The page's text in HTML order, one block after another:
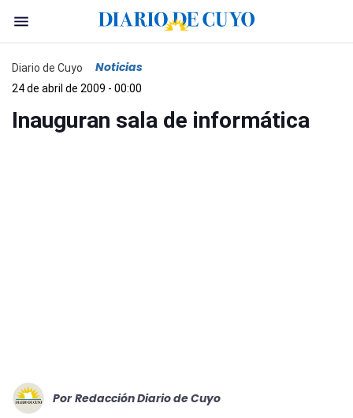
Diario de Cuyo Noticias
24 de abril de 2009 - 00:00
Inauguran sala de informática
Por Redacción Diario de Cuyo